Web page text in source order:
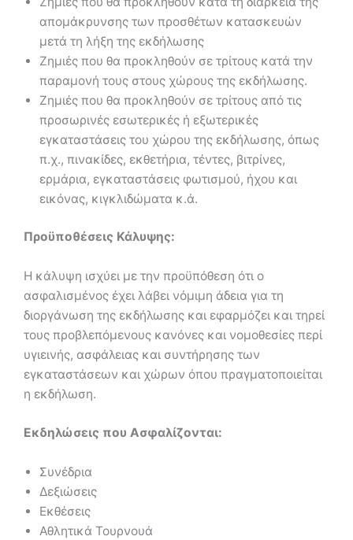
απομάκρυνσης των προσθέτων κατασκευών
μετά τη λήξη της εκδήλωσης
Ζημιές που θα προκληθούν σε τρίτους κατά την
παραμονή τους στους χώρους της εκδήλωσης.
Ζημιές που θα προκληθούν σε τρίτους από τις
προσωρινές εσωτερικές ή εξωτερικές
εγκαταστάσεις του χώρου της εκδήλωσης, όπως
π.χ., πινακίδες, εκθετήρια, τέντες, βιτρίνες,
ερμάρια, εγκαταστάσεις φωτισμού, ήχου και
εικόνας, κιγκλιδώματα κ.ά.
Προϋποθέσεις Κάλυψης:
Η κάλυψη ισχύει με την προϋπόθεση ότι ο
ασφαλισμένος έχει λάβει νόμιμη άδεια για τη
διοργάνωση της εκδήλωσης και εφαρμόζει και τηρεί
τους προβλεπόμενους κανόνες και νομοθεσίες περί
υγιεινής, ασφάλειας και συντήρησης των
εγκαταστάσεων και χώρων όπου πραγματοποιείται
η εκδήλωση.
Εκδηλώσεις που Ασφαλίζονται:
Συνέδρια
Δεξιώσεις
Εκθέσεις
Αθλητικά Τουρνουά